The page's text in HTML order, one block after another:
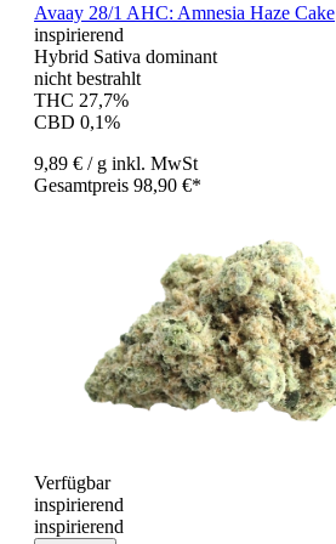
Avaay 28/1 AHC: Amnesia Haze Cake
inspirierend
Hybrid Sativa dominant
nicht bestrahlt
THC 27,7%
CBD 0,1%
9,89 € / g inkl. MwSt
Gesamtpreis 98,90 €*
Verfügbar
inspirierend
inspirierend